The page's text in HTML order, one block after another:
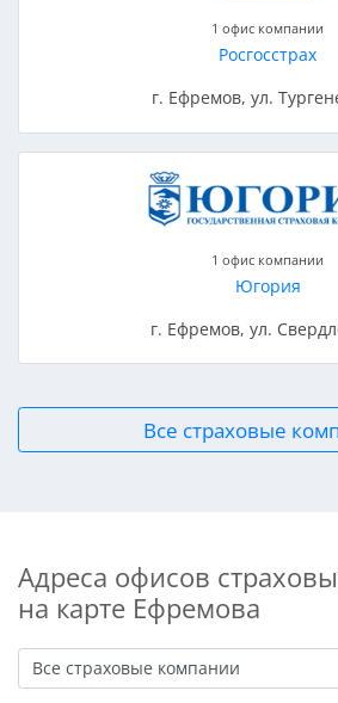
1 офис компании
Росгосстрах
г. Ефремов, ул.
1 офис компании
Югория
г. Ефремов, ул.
Все страховые
Адреса офисов
на карте Ефремова